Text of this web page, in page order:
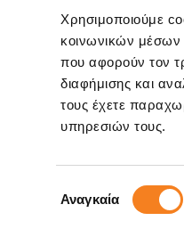
Χρησιμοποιούμε
κοινωνικών μέσων
που αφορούν τον
διαφήμισης και
τους έχετε
υπηρεσιών τους.
συγκατάθεσης
Αναγκαία
παραπόνων
εξυπηρέτησης
rights reserved by irepair.gr